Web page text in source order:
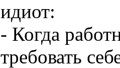
идиот:
- Когда
требовать